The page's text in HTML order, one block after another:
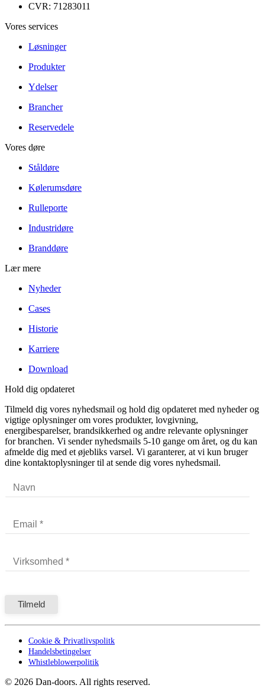
CVR: 71283011
Vores services
Løsninger
Produkter
Ydelser
Brancher
Reservedele
Vores døre
Ståldøre
Kølerumsdøre
Rulleporte
Industridøre
Branddøre
Lær mere
Nyheder
Cases
Historie
Karriere
Download
Hold dig opdateret
Tilmeld dig vores nyhedsmail og hold dig opdateret med nyheder og
vigtige oplysninger om vores produkter, lovgivning,
energibesparelser, brandsikkerhed og andre relevante oplysninger
for branchen. Vi sender nyhedsmails 5-10 gange om året, og du kan
afmelde dig med et øjebliks varsel. Vi garanterer, at vi kun bruger
dine kontaktoplysninger til at sende dig vores nyhedsmail.
Cookie & Privatlivspolitk
Handelsbetingelser
Whistleblowerpolitik
© 2026 Dan-doors. All rights reserved.